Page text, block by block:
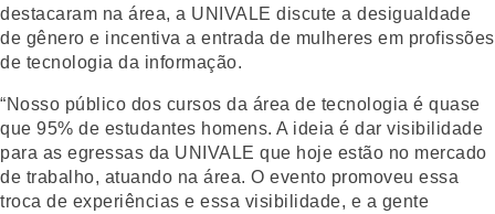
destacaram na área, a UNIVALE discute a desigualdade
de gênero e incentiva a entrada de mulheres em profissões
de tecnologia da informação.
“Nosso público dos cursos da área de tecnologia é quase
que 95% de estudantes homens. A ideia é dar visibilidade
para as egressas da UNIVALE que hoje estão no mercado
de trabalho, atuando na área. O evento promoveu essa
troca de experiências e essa visibilidade, e a gente